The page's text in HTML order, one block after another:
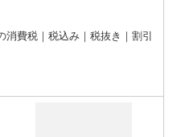
消費税｜税込み｜税抜き｜割引